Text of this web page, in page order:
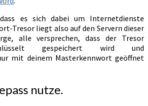
es sich dabei um Internetdienste
Tresor liegt also auf den Servern dieser
alle versprechen, dass der Tresor
gespeichert wird und
mit deinem Masterkennwort geöffnet
nutze.